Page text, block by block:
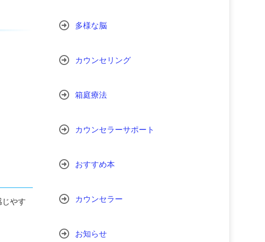
やす
多様な脳
カウンセリング
箱庭療法
カウンセラーサポート
おすすめ本
カウンセラー
お知らせ